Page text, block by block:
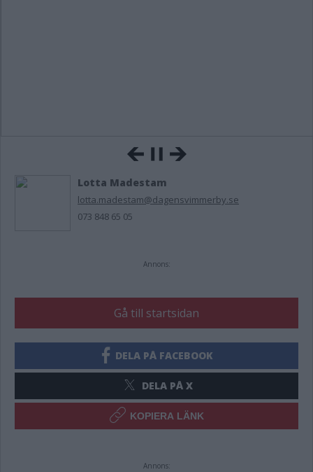
Lotta Madestam
lotta.madestam@dagensvimmerby.se
073 848 65 05
Annons:
Gå till startsidan
DELA PÅ FACEBOOK
DELA PÅ X
KOPIERA LÄNK
Annons: